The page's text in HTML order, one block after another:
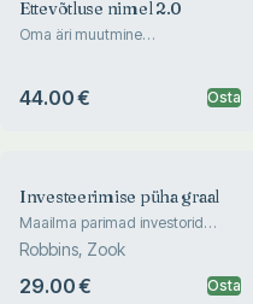
Ettevõtluse nimel 2.0
Oma äri muutmine
44.00 € Osta
Investeerimise püha graal
Maailma parimad investorid
paljastavad oma strateegiad
finantsvabaduse saavutamiseks
Robbins, Zook
29.00 € Osta